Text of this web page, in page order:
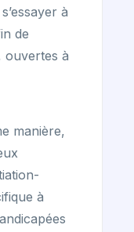
à
de
ouvertes à
manière,
à